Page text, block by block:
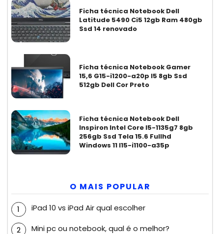
Ficha técnica Notebook Dell
Latitude 5490 Ci5 12gb Ram 480gb
Ssd 14 renovado
Ficha técnica Notebook Gamer
15,6 G15-i1200-a20p I5 8gb Ssd
512gb Dell Cor Preto
Ficha técnica Notebook Dell
Inspiron Intel Core I5-1135g7 8gb
256gb Ssd Tela 15.6 Fullhd
Windows 11 I15-i1100-a35p
O MAIS POPULAR
iPad 10 vs iPad Air qual escolher
Mini pc ou notebook, qual é o melhor?